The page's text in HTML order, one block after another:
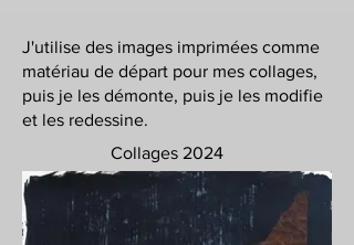
J'utilise des images imprimées comme
matériau de départ pour mes collages,
puis je les démonte, puis je les modifie
et les redessine.
Collages 2024